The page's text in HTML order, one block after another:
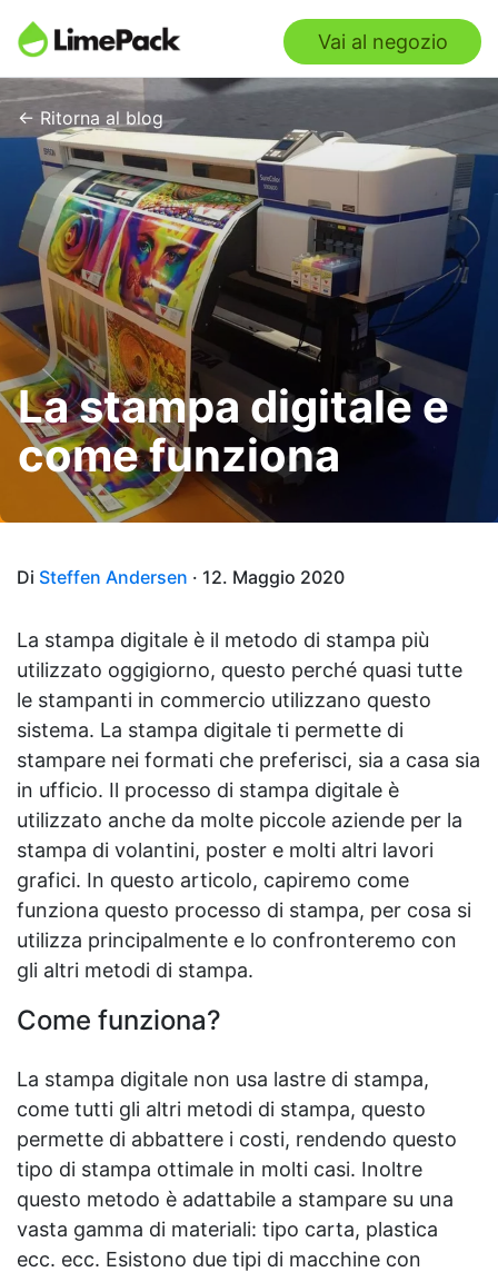
Vai al negozio
← Ritorna al blog
La stampa digitale e
come funziona
Di Steffen Andersen · 12. Maggio 2020
La stampa digitale è il metodo di stampa più
utilizzato oggigiorno, questo perché quasi tutte
le stampanti in commercio utilizzano questo
sistema. La stampa digitale ti permette di
stampare nei formati che preferisci, sia a casa sia
in ufficio. Il processo di stampa digitale è
utilizzato anche da molte piccole aziende per la
stampa di volantini, poster e molti altri lavori
grafici. In questo articolo, capiremo come
funziona questo processo di stampa, per cosa si
utilizza principalmente e lo confronteremo con
gli altri metodi di stampa.
Come funziona?
La stampa digitale non usa lastre di stampa,
come tutti gli altri metodi di stampa, questo
permette di abbattere i costi, rendendo questo
tipo di stampa ottimale in molti casi. Inoltre
questo metodo è adattabile a stampare su una
vasta gamma di materiali: tipo carta, plastica
ecc. ecc. Esistono due tipi di macchine con